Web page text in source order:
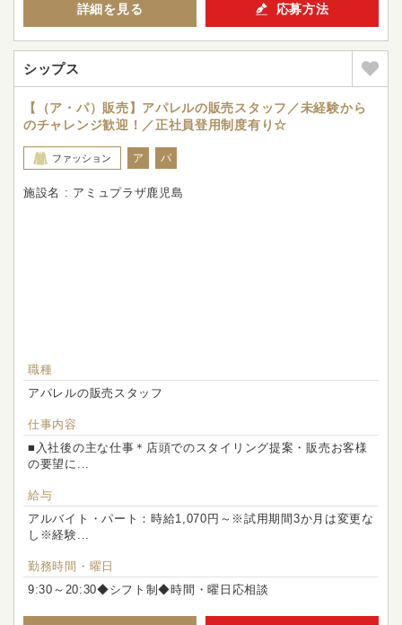
詳細を見る 応募方法
シップス
【（ア・パ）販売】アパレルの販売スタッフ／未経験から
のチャレンジ歓迎！／正社員登用制度有り☆
ファッション ア パ
施設名 : アミュプラザ鹿児島
職種
アパレルの販売スタッフ
仕事内容
■入社後の主な仕事＊店頭でのスタイリング提案・販売お客様
の要望に...
給与
アルバイト・パート：時給1,070円～※試用期間3か月は変更な
し※経験...
勤務時間・曜日
9:30～20:30◆シフト制◆時間・曜日応相談